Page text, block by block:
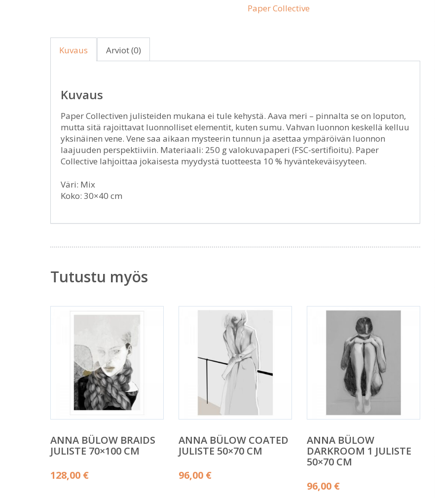
Paper Collective
Kuvaus Arviot (0)
Kuvaus
Paper Collectiven julisteiden mukana ei tule kehystä. Aava meri – pinnalta se on loputon,
mutta sitä rajoittavat luonnolliset elementit, kuten sumu. Vahvan luonnon keskellä kelluu
yksinäinen vene. Vene saa aikaan mysteerin tunnun ja asettaa ympäröivän luonnon
laajuuden perspektiiviin. Materiaali: 250 g valokuvapaperi (FSC-sertifioitu). Paper
Collective lahjoittaa jokaisesta myydystä tuotteesta 10 % hyväntekeväisyyteen.
Väri: Mix
Koko: 30×40 cm
Tutustu myös
ANNA BÜLOW BRAIDS
JULISTE 70×100 CM
128,00 €
ANNA BÜLOW COATED
JULISTE 50×70 CM
96,00 €
ANNA BÜLOW
DARKROOM 1 JULISTE
50×70 CM
96,00 €